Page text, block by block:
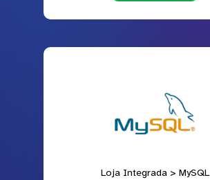
Loja Integrada > MySQL